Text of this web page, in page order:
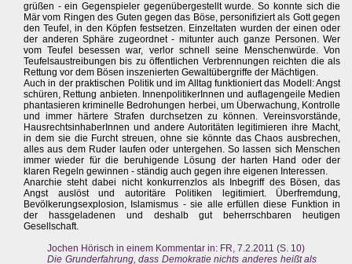
grüßen - ein Gegenspieler gegenübergestellt wurde. So konnte sich die
Mär vom Ringen des Guten gegen das Böse, personifiziert als Gott gegen
den Teufel, in den Köpfen festsetzen. Einzeltaten wurden der einen oder
der anderen Sphäre zugeordnet - mitunter auch ganze Personen. Wer
vom Teufel besessen war, verlor schnell seine Menschenwürde. Von
Teufelsaustreibungen bis zu öffentlichen Verbrennungen reichten die als
Rettung vor dem Bösen inszenierten Gewaltübergriffe der Mächtigen.
Auch in der praktischen Politik und im Alltag funktioniert das Modell: Angst
schüren, Rettung anbieten. InnenpolitikerInnen und auflagengeile Medien
phantasieren kriminelle Bedrohungen herbei, um Überwachung, Kontrolle
und immer härtere Strafen durchsetzen zu können. Vereinsvorstände,
HausrechtsinhaberInnen und andere Autoritäten legitimieren ihre Macht,
in dem sie die Furcht streuen, ohne sie könnte das Chaos ausbrechen,
alles aus dem Ruder laufen oder untergehen. So lassen sich Menschen
immer wieder für die beruhigende Lösung der harten Hand oder der
klaren Regeln gewinnen - ständig auch gegen ihre eigenen Interessen.
Anarchie steht dabei nicht konkurrenzlos als Inbegriff des Bösen, das
Angst auslöst und autoritäre Politiken legitimiert. Überfremdung,
Bevölkerungsexplosion, Islamismus - sie alle erfüllen diese Funktion in
der hassgeladenen und deshalb gut beherrschbaren heutigen
Gesellschaft.
Jochen Hörisch in einem Kommentar in: FR, 7.2.2011 (S. 10)
Die Grunderfahrung, dass Demokratie nichts anderes heißt als